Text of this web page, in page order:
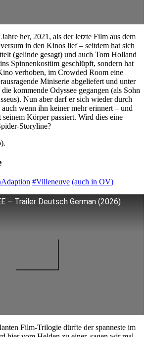
her, 2021, als der letzte Film aus dem
in den Kinos lief – seitdem hat sich
(gelinde gesagt) und auch Tom Holland
Spinnenkostüm geschlüpft, sondern hat
verhoben, im Crowded Room eine
Miniserie abgeliefert und unter
kommende Odyssee gegangen (als Sohn
Nun aber darf er sich wieder durch
wenn ihn keiner mehr erinnert – und
seinem Körper passiert. Wird dies eine
Storyline?
#Villeneuve (auch in OV)
– Trailer Deutsch German (2026)
Film-Trilogie dürfte der spanneste im